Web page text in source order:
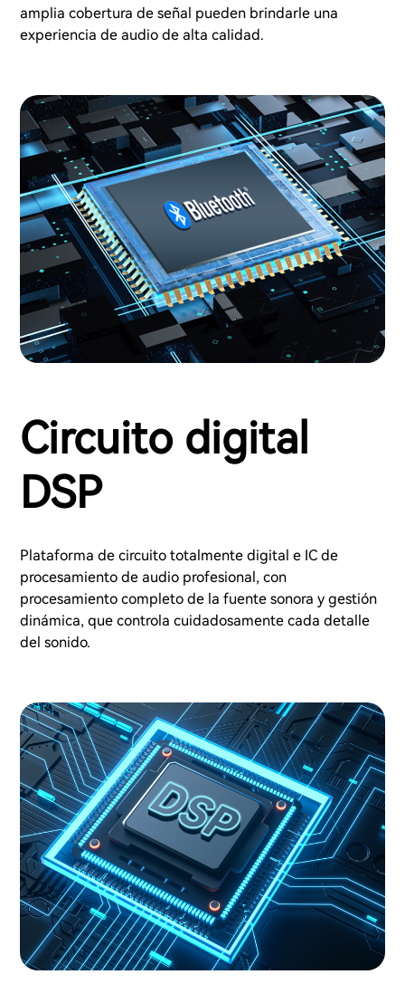
amplia cobertura de señal pueden brindarle una
experiencia de audio de alta calidad.
Circuito digital
DSP
Plataforma de circuito totalmente digital e IC de
procesamiento de audio profesional, con
procesamiento completo de la fuente sonora y gestión
dinámica, que controla cuidadosamente cada detalle
del sonido.